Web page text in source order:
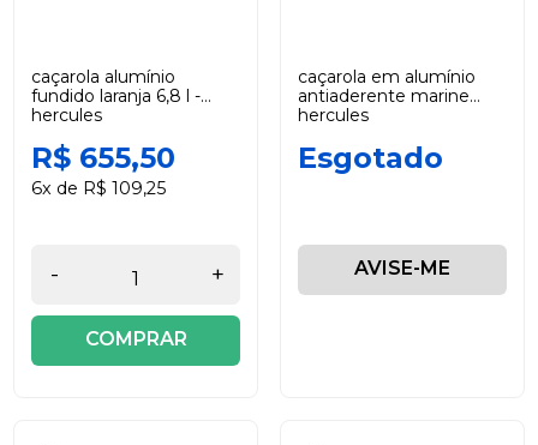
caçarola alumínio
fundido laranja 6,8 l -
hercules
R$ 655,50
6x de R$ 109,25
- +
COMPRAR
caçarola em alumínio
antiaderente marine
hercules
Esgotado
AVISE-ME